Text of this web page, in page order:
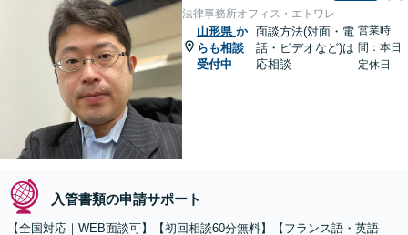
法律事務所オフィス・エトワレ
山形県 か
らも相談
受付中
面談方法(対面・電
話・ビデオなど)は
応相談
営業時
間：本日
定休日
入管書類の申請サポート
【全国対応｜WEB面談可】【初回相談60分無料】【フランス語・英語